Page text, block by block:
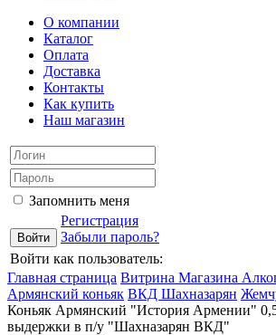
О компании
Каталог
Оплата
Доставка
Контакты
Как купить
Наш магазин
Запомнить меня
Регистрация
Забыли пароль?
Войти как пользователь:
Главная страница Витрина Магазина
Армянский коньяк ВКД Шахназарян
Коньяк Армянский "История Армении"
выдержки в п/у "Шахназарян ВКД"